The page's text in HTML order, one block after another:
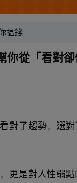
揾錢
你從「看對
對了趨勢，選
更是對人性弱